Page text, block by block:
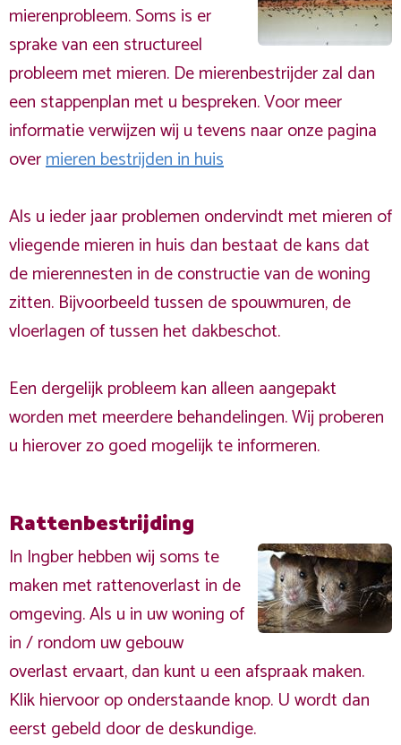
mierenprobleem. Soms is er
sprake van een structureel
probleem met mieren. De mierenbestrijder zal dan
een stappenplan met u bespreken. Voor meer
informatie verwijzen wij u tevens naar onze pagina
overmieren bestrijden in huis
Als u ieder jaar problemen ondervindt met mieren of
vliegende mieren in huis dan bestaat de kans dat
de mierennesten in de constructie van de woning
zitten. Bijvoorbeeld tussen de spouwmuren, de
vloerlagen of tussen het dakbeschot.
Een dergelijk probleem kan alleen aangepakt
worden met meerdere behandelingen. Wij proberen
u hierover zo goed mogelijk te informeren.
Rattenbestrijding
In Ingber hebben wij soms te
maken met rattenoverlast in de
omgeving. Als u in uw woning of
in / rondom uw gebouw
overlast ervaart, dan kunt u een afspraak maken.
Klik hiervoor op onderstaande knop. U wordt dan
eerst gebeld door de deskundige.